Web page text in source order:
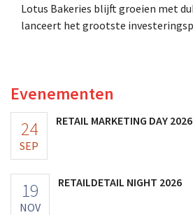
Lotus Bakeries blijft groeien met
lanceert het grootste
Evenementen
24
SEP
RETAIL MARKETING DAY 2026
19
NOV
RETAILDETAIL NIGHT 2026